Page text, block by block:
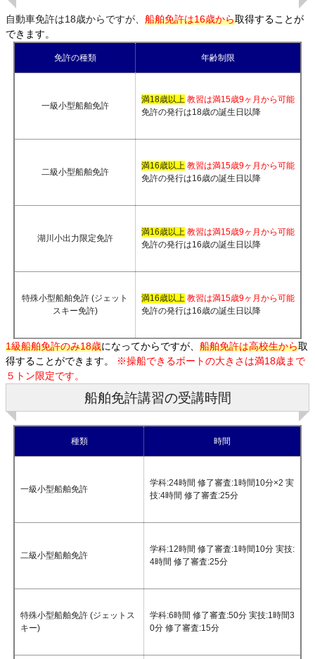
自動車免許は18歳からですが、 船舶免許は16歳から取得することが
できます。
免許の種類 年齢制限
一級小型船舶免許
満18歳以上 教習は満15歳9ヶ月から可能
免許の発行は18歳の誕生日以降
二級小型船舶免許
満16歳以上 教習は満15歳9ヶ月から可能
免許の発行は16歳の誕生日以降
湖川小出力限定免許
満16歳以上 教習は満15歳9ヶ月から可能
免許の発行は16歳の誕生日以降
特殊小型船舶免許 (ジェット
スキー免許)
満16歳以上 教習は満15歳9ヶ月から可能
免許の発行は16歳の誕生日以降
1級船舶免許のみ18歳になってからですが、 船舶免許は高校生から取
得することができます。
※操船できるボートの大きさは満18歳まで
５トン限定です。
船舶免許講習の受講時間
種類 時間
一級小型船舶免許
学科:24時間 修了審査:1時間10分×2 実
技:4時間 修了審査:25分
二級小型船舶免許
学科:12時間 修了審査:1時間10分 実技:
4時間 修了審査:25分
特殊小型船舶免許 (ジェットス
キー)
学科:6時間 修了審査:50分 実技:1時間3
0分 修了審査:15分